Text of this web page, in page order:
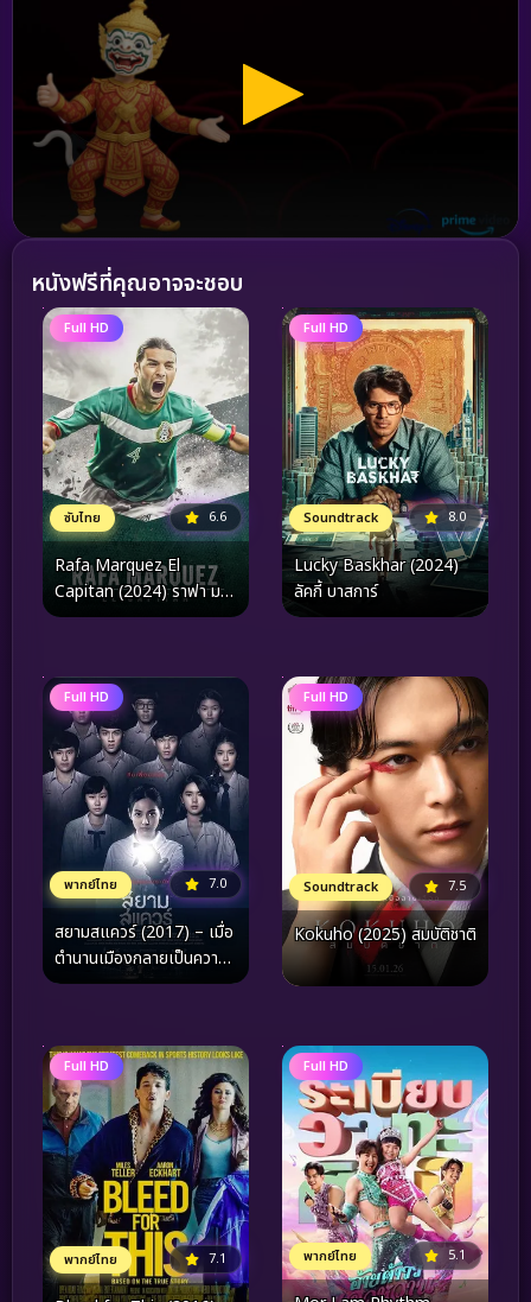
หนังฟรีที่คุณอาจจะชอบ
Full HD
ซับไทย 6.6
Rafa Marquez El
Capitan (2024) ราฟา มาร์
เกซ
Full HD
Soundtrack 8.0
Lucky Baskhar (2024)
ลัคกี้ บาสการ์
Full HD
พากย์ไทย 7.0
สยามสแควร์ (2017) – เมื่อ
ตำนานเมืองกลายเป็นความ
จริงที่ตามหลอกหลอนในเขา
Full HD
Soundtrack 7.5
Kokuho (2025) สมบัติชาติ
Full HD
พากย์ไทย 7.1
Full HD
พากย์ไทย 5.1